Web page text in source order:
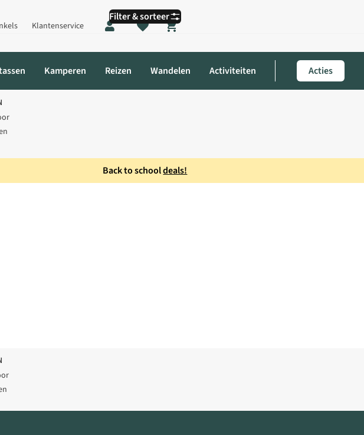
Klantenservice
Shopping cart
Kamperen Reizen Wandelen Activiteiten Acties
Back to schooldeals!
Filter & sorteer